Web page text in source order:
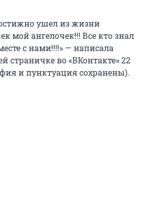
ушел из жизни
мой ангелочек!!! Все кто знал
с нами!!!!» — написала
страничке во «ВКонтакте» 22
и пунктуация сохранены).